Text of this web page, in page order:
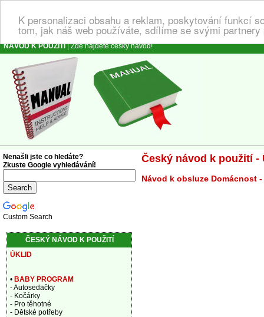
K personalizaci obsahu a reklam, poskytování funkcí
tom, jak náš web používáte, sdílíme se svými
NÁVOD K POUŽITÍ| Zde najdete český návod!
Český návod k použití
Návod k obsluze Domácnost
Nenašli jste co hledáte?
Zkuste Google vyhledávání!
Custom Search
ČESKÝ NÁVOD K POUŽITÍ
ÚKLID
• BABY PROGRAM
- Autosedačky
- Kočárky
- Pro těhotné
- Dětské potřeby